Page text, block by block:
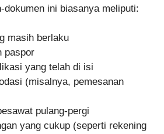
dokumen ini biasanya meliputi:
masih berlaku
paspor
yang telah di isi
(misalnya, pemesanan
pulang-pergi
yang cukup (seperti rekening